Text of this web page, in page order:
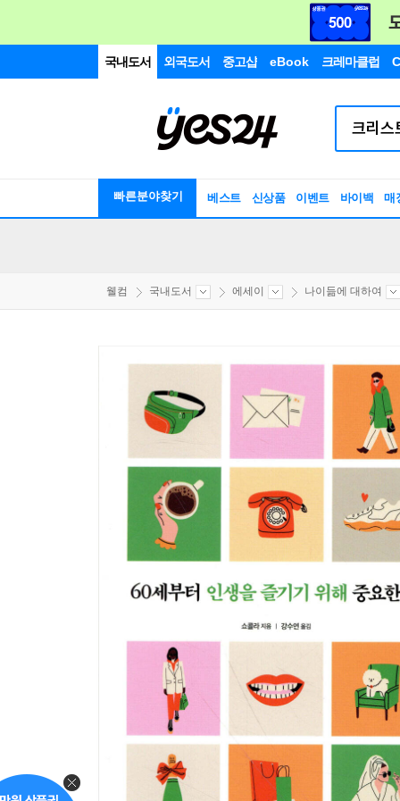
국내도서 외국도서 중고샵 eBook 크레마클럽
빠른분야찾기 베스트 신상품 이벤트 바이백 매
웰컴 국내도서 에세이 나이듦에 대하여